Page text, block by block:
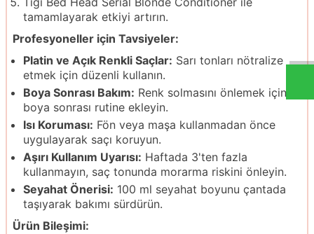
tamamlayarak etkiyi artırın.
Profesyoneller için Tavsiyeler:
Platin ve Açık Renkli Saçlar: Sarı tonları nötralize
etmek için düzenli kullanın.
Boya Sonrası Bakım: Renk solmasını önlemek için
boya sonrası rutine ekleyin.
Isı Koruması: Fön veya maşa kullanmadan önce
uygulayarak saçı koruyun.
Aşırı Kullanım Uyarısı: Haftada 3'ten fazla
kullanmayın, saç tonunda morarma riskini önleyin.
Seyahat Önerisi: 100 ml seyahat boyunu çantada
taşıyarak bakımı sürdürün.
Ürün Bileşimi: